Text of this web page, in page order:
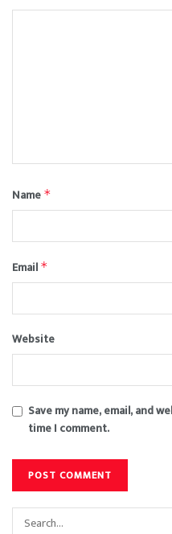
Name *
Email *
Website
Save my name, email, and
time I comment.